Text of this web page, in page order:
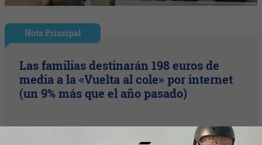
Nota Principal
Las familias destinarán 198 euros de
media a la «Vuelta al cole» por internet
(un 9% más que el año pasado)